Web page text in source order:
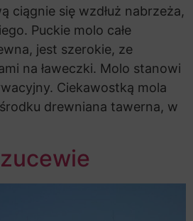
ciągnie się wzdłuż nabrzeża,
Puckie molo całe
jest szerokie, ze
na ławeczki. Molo stanowi
Ciekawostką mola
drewniana tawerna, w